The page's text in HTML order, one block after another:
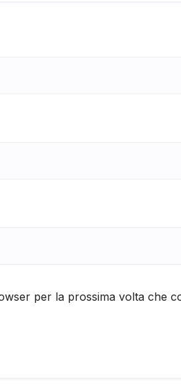
per la prossima volta che